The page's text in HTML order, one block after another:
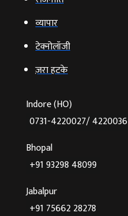
व्‍यापार
टेक्‍नोलॉजी
ज़रा हटके
Indore (HO)
0731-4220027/ 4220036
Bhopal
+91 93298 48099
Jabalpur
+91 75662 28278